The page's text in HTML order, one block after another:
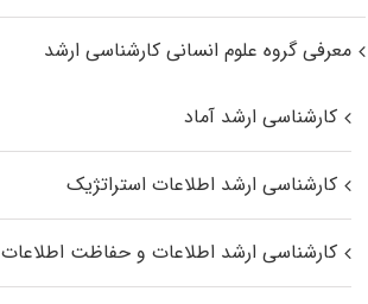
معرفی گروه علوم انسانی کارشناسی ارشد
کارشناسی ارشد آماد
کارشناسی ارشد اطلاعات استراتژیک
کارشناسی ارشد اطلاعات و حفاظت اطلاعات